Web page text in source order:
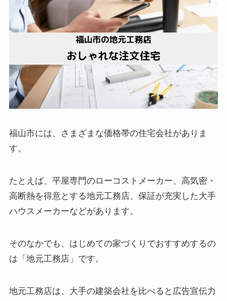
福山市には、さまざまな価格帯の住宅会社がありま
す。
たとえば、平屋専門のローコストメーカー、高気密・
高断熱を得意とする地元工務店、保証が充実した大手
ハウスメーカーなどがあります。
そのなかでも、はじめての家づくりでおすすめするの
は「地元工務店」です。
地元工務店は、大手の建築会社を比べると広告宣伝力